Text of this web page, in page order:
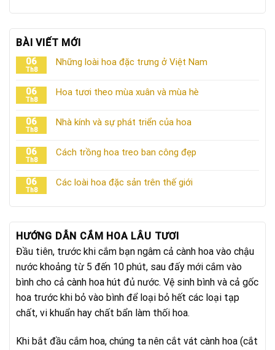
BÀI VIẾT MỚI
06
Th8
Những loài hoa đặc trưng ở Việt Nam
06
Th8
Hoa tươi theo mùa xuân và mùa hè
06
Th8
Nhà kính và sự phát triển của hoa
06
Th8
Cách trồng hoa treo ban công đẹp
06
Th8
Các loài hoa đặc sản trên thế giới
HƯỚNG DẪN CẮM HOA LÂU TƯƠI
Đầu tiên, trước khi cắm bạn ngâm cả cành hoa vào chậu
nước khoảng từ 5 đến 10 phút, sau đấy mới cắm vào
bình cho cả cành hoa hút đủ nước. Vệ sinh bình và cả gốc
hoa trước khi bỏ vào bình để loại bỏ hết các loại tạp
chất, vi khuẩn hay chất bẩn làm thối hoa.
Khi bắt đầu cắm hoa, chúng ta nên cắt vát cành hoa (cắt